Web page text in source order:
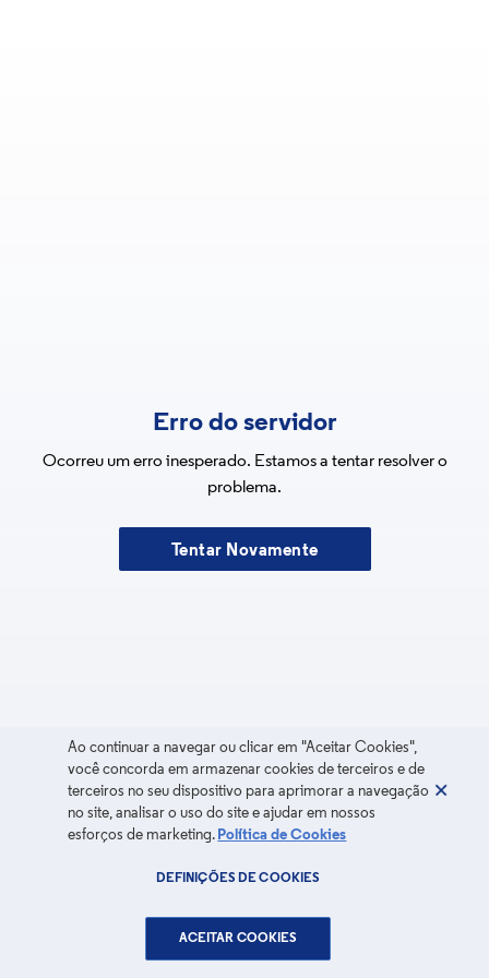
Erro do servidor
Ocorreu um erro inesperado. Estamos a tentar resolver o
problema.
Tentar Novamente
Ao continuar a navegar ou clicar em "Aceitar Cookies",
você concorda em armazenar cookies de terceiros e de
terceiros no seu dispositivo para aprimorar a navegação
no site, analisar o uso do site e ajudar em nossos
esforços de marketing. Política de Cookies
DEFINIÇÕES DE COOKIES
ACEITAR COOKIES